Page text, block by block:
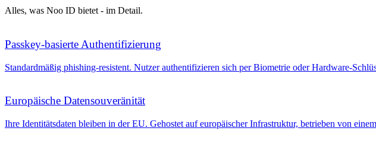
Alles, was Noo ID bietet - im Detail.
Passkey-basierte Authentifizierung
Standardmäßig phishing-resistent. Nutzer authentifizieren sich per Biometrie oder Hardware-
Europäische Datensouveränität
Ihre Identitätsdaten bleiben in der EU. Gehostet auf europäischer Infrastruktur, betrieben von